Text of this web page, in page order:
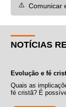
⚠️ Comunicar
NOTÍCIAS
Evolução e fé
Quais as
fé cristã? É